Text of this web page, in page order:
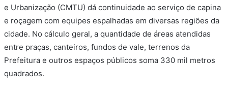
e Urbanização (CMTU) dá continuidade ao serviço de capina
e roçagem com equipes espalhadas em diversas regiões da
cidade. No cálculo geral, a quantidade de áreas atendidas
entre praças, canteiros, fundos de vale, terrenos da
Prefeitura e outros espaços públicos soma 330 mil metros
quadrados.